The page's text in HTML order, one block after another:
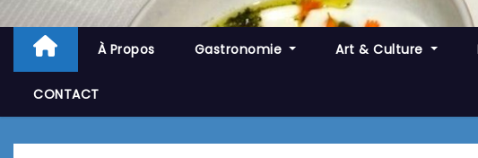
À Propos Gastronomie Art & Culture
CONTACT